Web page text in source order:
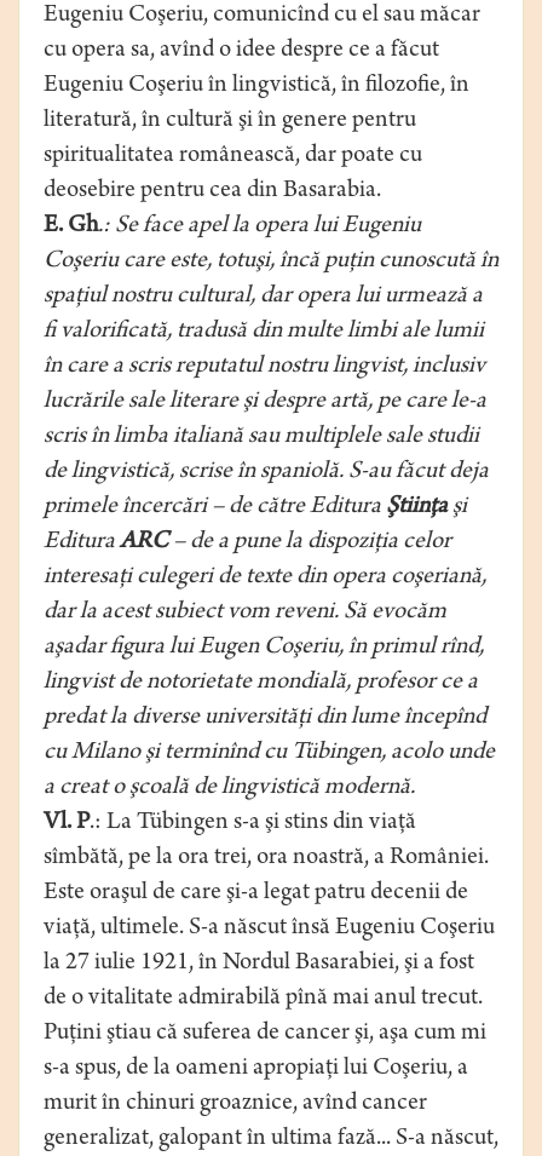
Eugeniu Coşeriu, comunicînd cu el sau măcar
cu opera sa, avînd o idee despre ce a făcut
Eugeniu Coşeriu în lingvistică, în filozofie, în
literatură, în cultură şi în genere pentru
spiritualitatea românească, dar poate cu
deosebire pentru cea din Basarabia.
E. Gh.: Se face apel la opera lui Eugeniu
Coşeriu care este, totuşi, încă puţin cunoscută în
spaţiul nostru cultural, dar opera lui urmează a
fi valorificată, tradusă din multe limbi ale lumii
în care a scris reputatul nostru lingvist, inclusiv
lucrările sale literare şi despre artă, pe care le-a
scris în limba italiană sau multiplele sale studii
de lingvistică, scrise în spaniolă. S-au făcut deja
primele încercări – de către Editura Ştiinţaşi
EdituraARC– de a pune la dispoziţia celor
interesaţi culegeri de texte din opera coşeriană,
dar la acest subiect vom reveni. Să evocăm
aşadar figura lui Eugen Coşeriu, în primul rînd,
lingvist de notorietate mondială, profesor ce a
predat la diverse universităţi din lume începînd
cu Milano şi terminînd cu Tübingen, acolo unde
a creat o şcoală de lingvistică modernă.
Vl. P.: La Tübingen s-a şi stins din viaţă
sîmbătă, pe la ora trei, ora noastră, a României.
Este oraşul de care şi-a legat patru decenii de
viaţă, ultimele. S-a născut însă Eugeniu Coşeriu
la 27 iulie 1921, în Nordul Basarabiei, şi a fost
de o vitalitate admirabilă pînă mai anul trecut.
Puţini ştiau că suferea de cancer şi, aşa cum mi
s-a spus, de la oameni apropiaţi lui Coşeriu, a
murit în chinuri groaznice, avînd cancer
generalizat, galopant în ultima fază... S-a născut,